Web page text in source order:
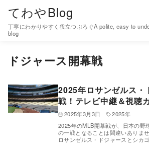
てわやBlog
丁寧にわかりやすく役立つぶろぐA polite, easy to
blog
ドジャース開幕戦
2025年ロサンゼルス・
戦！テレビ中継＆視聴
2025年3月3日
2025年
2025年のMLB開幕戦が、日本の野
の一戦となることは間違いありま
ロサンゼルス・ドジャースとシカ